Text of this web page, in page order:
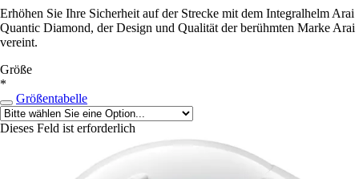
Erhöhen Sie Ihre Sicherheit auf der Strecke mit dem Integralhelm Arai
Quantic Diamond, der Design und Qualität der berühmten Marke Arai
vereint.
Größe
*
Größentabelle
Dieses Feld ist erforderlich